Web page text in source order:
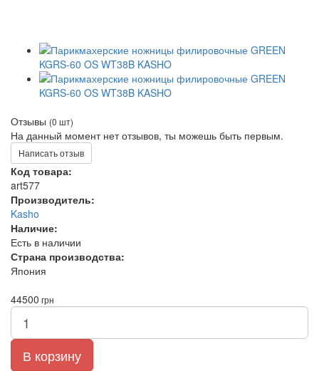
Отзывы (0 шт)
На данный момент нет отзывов, ты можешь быть первым.
Написать отзыв
Код товара:
art577
Производитель:
Kasho
Наличие:
Есть в наличии
Страна производства:
Япония
44500 грн
В корзину